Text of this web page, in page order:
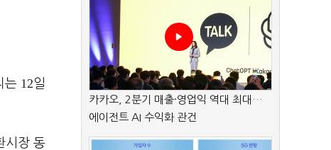
는 12일
시장 동
카카오, 2분기 매출·영업익 역대 최대…
에이전트 AI 수익화 관건